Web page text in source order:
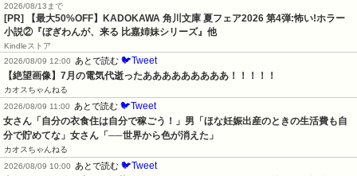
2026/08/13まで
[PR] 【最大50%OFF】KADOKAWA 角川文庫 夏フェア2026 第4弾:怖い!ホラー
小説②『ぼぎわんが、来る 比嘉姉妹シリーズ』他
Kindleストア
2026/08/09 12:00
あとで読む 🐦Tweet
【絶望画像】7月の電気代逝ったあああああああああ！！！！！
カオスちゃんねる
2026/08/09 11:00
あとで読む 🐦Tweet
女さん「自分の衣食住は自分で稼ごう！」男「ほな妊娠出産のときの生活費も自
分で貯めてな」女さん「──世界から色が消えた」
カオスちゃんねる
2026/08/09 10:00
あとで読む 🐦Tweet